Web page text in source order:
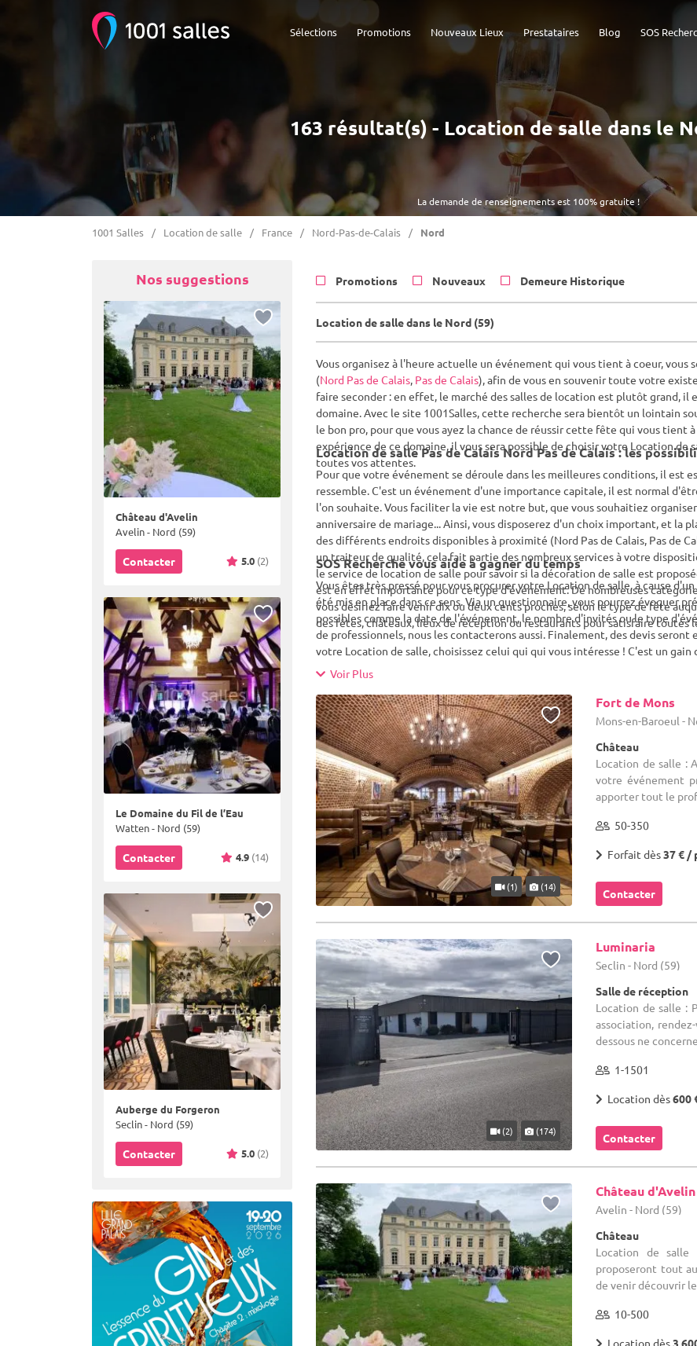
SOS
Blog
Prestataires
Nouveaux Lieux
Promotions
Sélections
La demande de renseignements est 100% gratuite !
163 résultat(s) - Location de salle dans le
1001 Salles Location de salle France Nord-Pas-de-Calais Nord
Nos suggestions
Château d'Avelin
Avelin - Nord (59)
Contacter 5.0 (2)
Le Domaine du Fil de l’Eau
Watten - Nord (59)
Contacter 4.9 (14)
Auberge du Forgeron
Seclin - Nord (59)
Contacter 5.0 (2)
Promotions Nouveaux Demeure Historique
Location de salle dans le Nord (59)
Vous organisez à l'heure actuelle un événement qui vous tient à coeur,
(Nord Pas de Calais, Pas de Calais), afin de vous en souvenir toute votre
faire seconder : en effet, le marché des salles de location est plutôt grand, il
domaine. Avec le site 1001Salles, cette recherche sera bientôt un lointain
le bon pro, pour que vous ayez la chance de réussir cette fête qui vous tient
expérience de ce domaine, il vous sera possible de choisir votre Location
toutes vos attentes.
Location de salle Pas de Calais Nord Pas de Calais : les
Pour que votre événement se déroule dans les meilleures conditions, il est
ressemble. C'est un événement d'une importance capitale, il est normal
l'on souhaite. Vous faciliter la vie est notre but, que vous souhaitiez
anniversaire de mariage... Ainsi, vous disposerez d'un choix important, et la
des différents endroits disponibles à proximité (Nord Pas de Calais, Pas de
un traiteur de qualité, cela fait partie des nombreux services à votre
le service de location de salle pour savoir si la décoration de salle est
est en effet importante pour ce type d'événement. De nombreuses
vous désiriez faire venir dix ou deux cents proches, selon le type de fête
des fêtes, châteaux, lieux de réception ou restaurants pour satisfaire toutes
SOS Recherche vous aide à gagner du temps
Vous êtes très pressé pour vous procurer votre Location de salle, à cause
été mis en place dans ce sens. Via un questionnaire, vous pourrez évoquer
possibles comme la date de l'événement, le nombre d'invités ou le type
de professionnels, nous les contacterons aussi. Finalement, des devis
votre Location de salle, choisissez celui qui qui vous intéresse ! C'est un
les résultats correspondront à vos souhaits. Besoin de quelques
Voir Plus
(1) (14)
Fort de Mons
Mons-en-Baroeul -
Château
Location de salle :
votre événement
apporter tout le
50-350
Forfait dès37 € /
Contacter
(2) (174)
Luminaria
Seclin - Nord (59)
Salle de réception
Location de salle :
association,
dessous ne
1-1501
Location dès600
Contacter
Château d'Avelin
Avelin - Nord (59)
Château
Location de
proposeront tout
de venir découvrir
10-500
Location dès3